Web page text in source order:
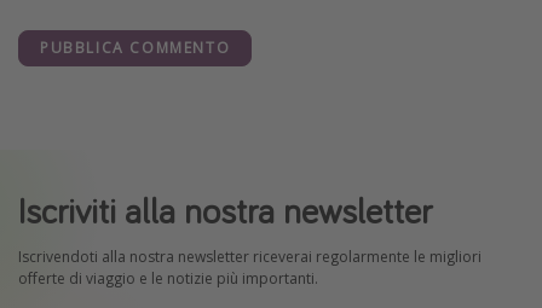
PUBBLICA COMMENTO
Iscriviti alla nostra newsletter
Iscrivendoti alla nostra newsletter riceverai regolarmente le migliori
offerte di viaggio e le notizie più importanti.